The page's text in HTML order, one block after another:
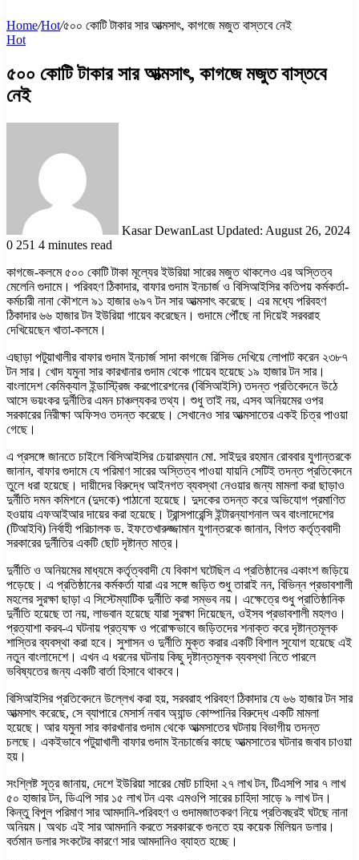
Home/Hot/৫০০ কোটি টাকার সার আত্মসাৎ, কাগজে মজুত বাস্তবে নেই
Hot
৫০০ কোটি টাকার সার আত্মসাৎ, কাগজে মজুত বাস্তবে
নেই
Kasar DewanLast Updated: August 26, 2024
0 251 4 minutes read
কাগজে-কলমে ৫০০ কোটি টাকা মূল্যের ইউরিয়া সারের মজুত থাকলেও এর অস্তিত্ব
মেলেনি গুদামে। পরিবহণ ঠিকাদার, বাফার গুদাম ইনচার্জ ও বিসিআইসির কতিপয় কর্মকর্তা-
কর্মচারী নানা কৌশলে ৯১ হাজার ৬৯৭ টন সার আত্মসাৎ করেছে। এর মধ্যে পরিবহণ
ঠিকাদার ৬৬ হাজার টন ইউরিয়া গায়েব করেছেন। গুদামে পৌঁছে না দিয়েই সরবরাহ
দেখিয়েছেন খাতা-কলমে।
এছাড়া পটুয়াখালীর বাফার গুদাম ইনচার্জ সাদা কাগজে রিসিভ দেখিয়ে লোপাট করেন ২৩৮৭
টন সার। খোদ যমুনা সার কারখানার গুদাম থেকে গায়েব হয়েছে ১৯ হাজার টন সার।
বাংলাদেশ কেমিক্যাল ইন্ডাস্ট্রিজ করপোরেশনের (বিসিআইসি) তদন্ত প্রতিবেদনে উঠে
আসে ভয়ংকর দুর্নীতির এমন চাঞ্চল্যকর তথ্য। শুধু তাই নয়, এসব অনিয়মের ওপর
সরকারের নিরীক্ষা অফিসও তদন্ত করেছে। সেখানেও সার আত্মসাতের একই চিত্র পাওয়া
গেছে।
এ প্রসঙ্গে জানতে চাইলে বিসিআইসির চেয়ারম্যান মো. সাইদুর রহমান রোববার যুগান্তরকে
জানান, বাফার গুদামে যে পরিমাণ সারের অস্তিত্ব পাওয়া যায়নি সেটিই তদন্ত প্রতিবেদনে
তুলে ধরা হয়েছে। দায়ীদের বিরুদ্ধে আইনগত ব্যবস্থা নেওয়ার জন্য মামলা করা ছাড়াও
দুর্নীতি দমন কমিশনে (দুদকে) পাঠানো হয়েছে। দুদকের তদন্ত করে অভিযোগ প্রমাণিত
হওয়ায় এফআইআর দায়ের করা হয়েছে। ট্রান্সপারেন্সি ইন্টারন্যাশনাল অব বাংলাদেশের
(টিআইবি) নির্বাহী পরিচালক ড. ইফতেখারুজ্জামান যুগান্তরকে জানান, বিগত কর্তৃত্ববাদী
সরকারের দুর্নীতির একটি ছোট দৃষ্টান্ত মাত্র।
দুর্নীতি ও অনিয়মের মাধ্যমে কর্তৃত্ববাদী যে বিকাশ ঘটেছিল এ প্রতিষ্ঠানের একাংশ জড়িয়ে
পড়েছে। এ প্রতিষ্ঠানের কর্মকর্তা যারা এর সঙ্গে জড়িত শুধু তারাই নন, বিভিন্ন প্রভাবশালী
মহলের সুরক্ষা ছাড়া এ সিস্টেম্যাটিক দুর্নীতি করা সম্ভব নয়। এক্ষেত্রে শুধু প্রাতিষ্ঠানিক
দুর্নীতি হয়েছে তা নয়, লাভবান হয়েছে যারা সুরক্ষা দিয়েছেন, ওইসব প্রভাবশালী মহলও।
প্রত্যাশা করব-এ ঘটনায় প্রত্যক্ষ ও পরোক্ষভাবে জড়িতদের শনাক্ত করে দৃষ্টান্তমূলক
শাস্তির ব্যবস্থা করা হবে। সুশাসন ও দুর্নীতি মুক্ত করার একটি বিশাল সুযোগ হয়েছে এই
নতুন বাংলাদেশে। এখন এ ধরনের ঘটনায় কিছু দৃষ্টান্তমূলক ব্যবস্থা নিতে পারলে
ভবিষ্যতের জন্য একটি বার্তা হিসাবে থাকবে।
বিসিআইসির প্রতিবেদনে উল্লেখ করা হয়, সরবরাহ পরিবহণ ঠিকাদার যে ৬৬ হাজার টন সার
আত্মসাৎ করেছে, সে ব্যাপারে মেসার্স নবাব অ্যান্ড কোম্পানির বিরুদ্ধে একটি মামলা
হয়েছে। আর যমুনা সার কারখানার গুদাম থেকে আত্মসাতের ঘটনায় বিভাগীয় তদন্ত
চলছে। একইভাবে পটুয়াখালী বাফার গুদাম ইনচার্জের কাছে আত্মসাতের ঘটনার জবাব চাওয়া
হয়।
সংশ্লিষ্ট সূত্র জানায়, দেশে ইউরিয়া সারের মোট চাহিদা ২৭ লাখ টন, টিএসপি সার ৭ লাখ
৫০ হাজার টন, ডিএপি সার ১৫ লাখ টন এবং এমওপি সারের চাহিদা সাড়ে ৯ লাখ টন।
কিন্তু বিপুল পরিমাণ সার আমদানি-পরিবহণ ও গুদামজাতকরণ নিয়ে প্রতিবছরই ঘটছে নানা
অনিয়ম। অথচ এই সার আমদানি করতে সরকারকে গুনতে হয় কয়েক মিলিয়ন ডলার।
বর্তমান ডলার সংকটের কারণে সার আমদানিও ব্যাহত হচ্ছে।